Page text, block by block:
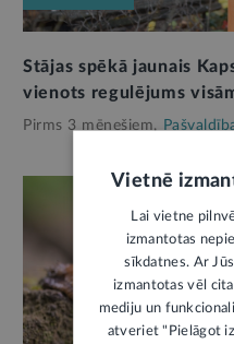
Stājas spēkā jaunais
vienots regulējums
Pirms 3 mēnešiem,
Vietnē
Lai vietne
izmantotas
sīkdatnes. Ar
izmantotas vēl
mediju un
atveriet "Pielāgot